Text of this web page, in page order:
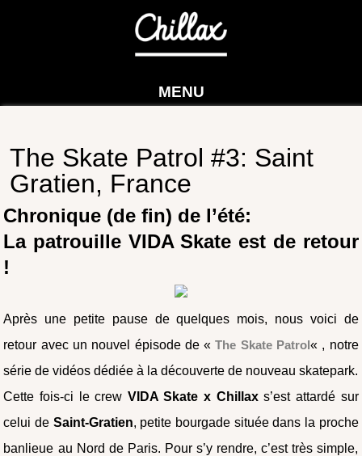
MENU
The Skate Patrol #3: Saint
Gratien, France
Chronique (de fin) de l’été:
La patrouille VIDA Skate est de retour
!
Après une petite pause de quelques mois, nous voici de
retour avec un nouvel épisode de «The Skate Patrol« , notre
série de vidéos dédiée à la découverte de nouveau skatepark.
Cette fois-ci le crew VIDA Skate x Chillaxs’est attardé sur
celui de Saint-Gratien, petite bourgade située dans la proche
banlieue au Nord de Paris. Pour s’y rendre, c’est très simple,